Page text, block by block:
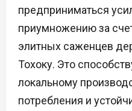
предприниматься
приумножению за
элитных саженцев
Тохоку. Это
локальному
потребления и